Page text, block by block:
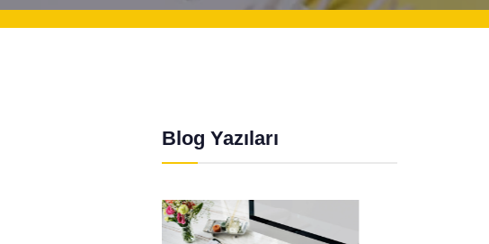
Blog Yazıları